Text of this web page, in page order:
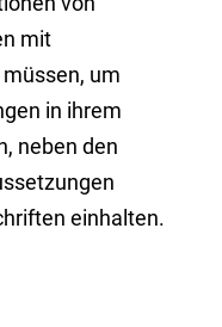
mit
um
in ihrem
neben den
einhalten.